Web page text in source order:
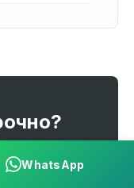
WhatsApp
Алматы и